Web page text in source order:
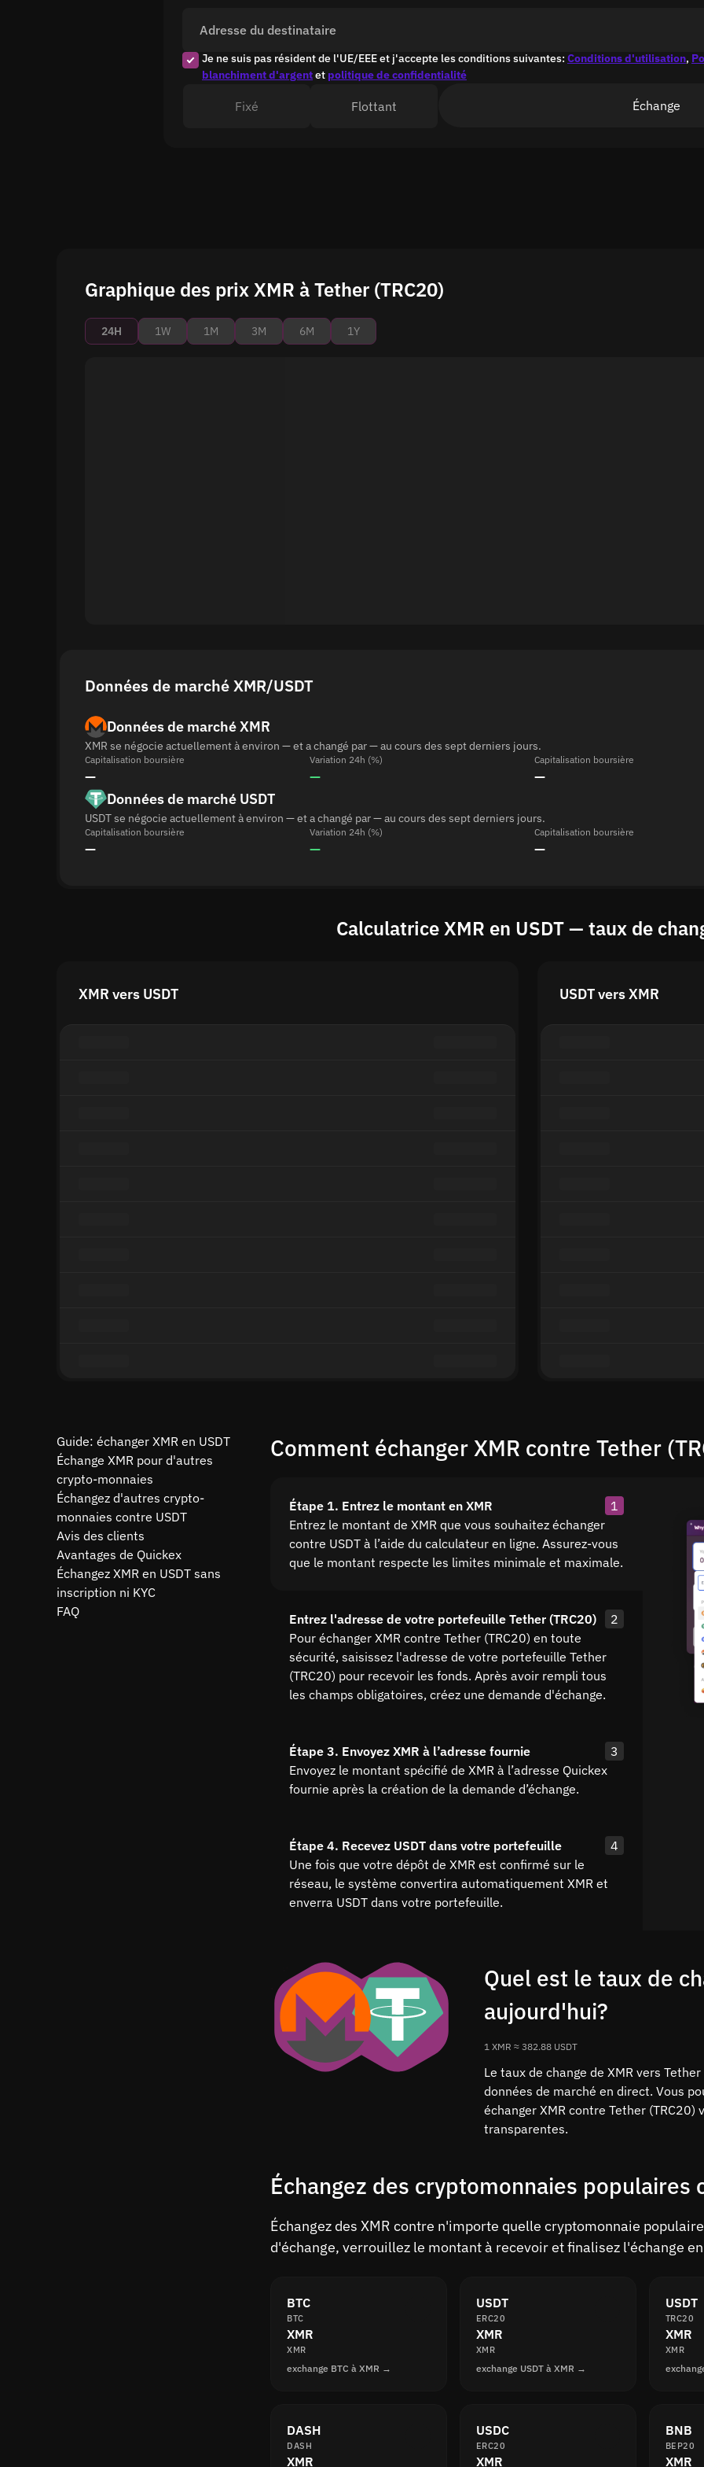
Adresse du destinataire
Je ne suis pas résident de l'UE/EEE et j'accepte les conditions suivantes: Conditions d'utilisation,
blanchiment d'argentet politique de confidentialité
Fixé Flottant Échange
Graphique des prix XMR à Tether (TRC20)
24H 1W 1M 3M 6M 1Y
Données de marché XMR/USDT
Données de marché XMR
XMR se négocie actuellement à environ — et a changé par — au cours des sept derniers jours.
Capitalisation boursière
—
Variation 24h (%)
—
Capitalisation boursière
—
Données de marché USDT
USDT se négocie actuellement à environ — et a changé par — au cours des sept derniers jours.
Capitalisation boursière
—
Variation 24h (%)
—
Capitalisation boursière
—
Calculatrice XMR en USDT — taux de
XMR vers USDT USDT vers XMR
Guide: échanger XMR en USDT
Échange XMR pour d'autres
crypto-monnaies
Échangez d'autres crypto-
monnaies contre USDT
Avis des clients
Avantages de Quickex
Échangez XMR en USDT sans
inscription ni KYC
FAQ
Comment échanger XMR contre Tether
Étape 1. Entrez le montant en XMR
1
Entrez le montant de XMR que vous souhaitez échanger
contre USDT à l’aide du calculateur en ligne. Assurez-vous
que le montant respecte les limites minimale et maximale.
Entrez l'adresse de votre portefeuille Tether (TRC20)
2
Pour échanger XMR contre Tether (TRC20) en toute
sécurité, saisissez l'adresse de votre portefeuille Tether
(TRC20) pour recevoir les fonds. Après avoir rempli tous
les champs obligatoires, créez une demande d'échange.
Étape 3. Envoyez XMR à l’adresse fournie
3
Envoyez le montant spécifié de XMR à l’adresse Quickex
fournie après la création de la demande d’échange.
Étape 4. Recevez USDT dans votre portefeuille
4
Une fois que votre dépôt de XMR est confirmé sur le
réseau, le système convertira automatiquement XMR et
enverra USDT dans votre portefeuille.
Quel est le taux de
aujourd'hui?
1 XMR ≈ 382.88 USDT
Le taux de change de XMR vers
données de marché en direct. Vous
échanger XMR contre Tether
transparentes.
Échangez des cryptomonnaies populaires
Échangez des XMR contre n'importe quelle cryptomonnaie
d'échange, verrouillez le montant à recevoir et finalisez l'échange
BTC
BTC
XMR
XMR
exchange BTC à XMR →
USDT
ERC20
XMR
XMR
exchange USDT à XMR →
USDT
TRC20
XMR
XMR
DASH
DASH
XMR
USDC
ERC20
XMR
BNB
BEP20
XMR